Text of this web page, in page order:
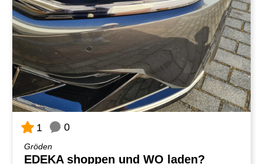
1 0
Gröden
EDEKA shoppen und WO laden?